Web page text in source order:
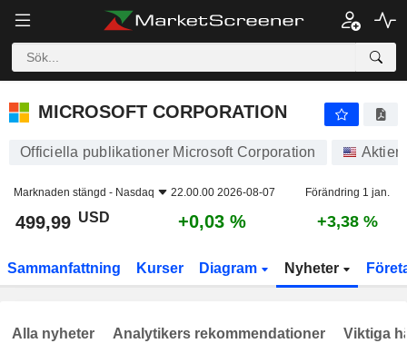
MICROSOFT CORPORATION
MICROSOFT CORPORATION
Officiella publikationer Microsoft Corporation Aktier
Marknaden stängd - Nasdaq 22.00.00 2026-08-07 Förändring 1 jan.
499,99 USD +0,03 % +3,38 %
Sammanfattning Kurser Diagram Nyheter
Alla nyheter Analytikers rekommendationer Viktiga